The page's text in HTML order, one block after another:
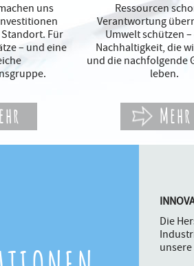
uns
Für
– und eine
Ressourcen
Verantwortung
Umwelt schützen
Nachhaltigkeit, die
und die nachfolgende
leben.
Mehr
Die